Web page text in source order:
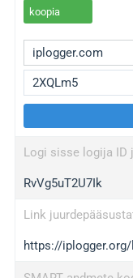
koopia
wl.gl
ed.tc
bc.ax
iplogger.com
maper.info
Logi sisse logija ID
RvVg5uT2U7Ik
Link
https://